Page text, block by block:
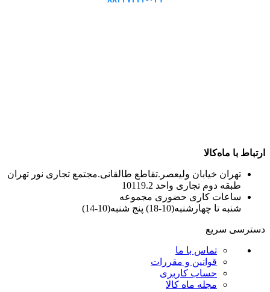
ارتباط با ماه‌کالا
تهران خیابان ولیعصر.تقاطع طالقانی.مجتمع تجاری نور تهران
طبقه دوم تجاری واحد 10119.2
ساعات کاری حضوری مجموعه
شنبه تا چهارشنبه(10-18) پنج شنبه(10-14)
دسترسی سریع
تماس با ما
قوانین و مقررات
حساب کاربری
مجله ماه کالا